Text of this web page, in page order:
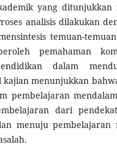
yang ditunjukkan
analisis dilakukan
temuan-
pemahaman
dalam
kajian menunjukkan
pembelajaran
dari
menuju